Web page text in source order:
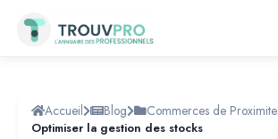
Accueil Blog Commerces de Proximite
Optimiser la gestion des stocks